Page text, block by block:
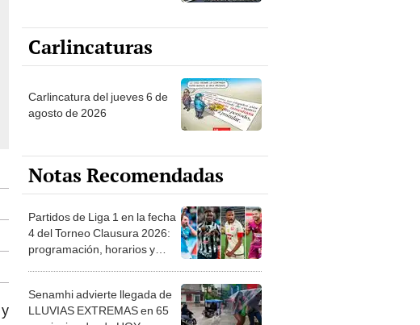
Carlincaturas
agosto de 2026
Notas Recomendadas
4 del Torneo Clausura 2026:
programación, horarios y
dónde ver
LLUVIAS EXTREMAS en 65
provincias desde HOY